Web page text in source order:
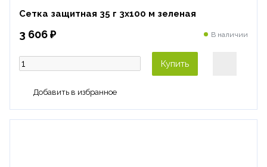
Сетка защитная 35 г 3х100 м зеленая
3 606 ₽ В наличии
Купить